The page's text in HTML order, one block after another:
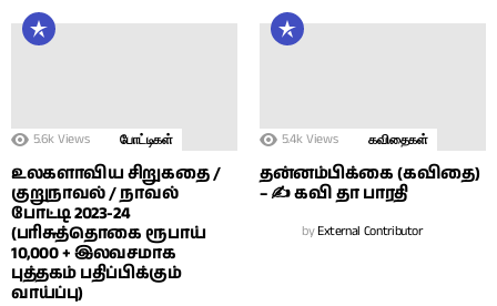
5.6k Views போட்டிகள்
உலகளாவிய சிறுகதை /
குறுநாவல் / நாவல்
போட்டி 2023-24
(பரிசுத்தொகை ரூபாய்
10,000 + இலவசமாக
புத்தகம் பதிப்பிக்கும்
வாய்ப்பு)
5.4k Views கவிதைகள்
தன்னம்பிக்கை (கவிதை)
– ✍ கவி தா பாரதி
byExternal Contributor